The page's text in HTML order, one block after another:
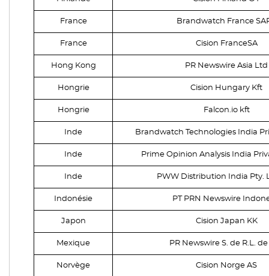
France Brandwatch France
France Cision FranceSA
Hong Kong PR Newswire Asia Ltd
Hongrie Cision Hungary Kft
Hongrie Falcon.io kft
Inde Brandwatch Technologies India
Inde Prime Opinion Analysis India
Inde PWW Distribution India Pty.
Indonésie PT PRN Newswire
Japon Cision Japan KK
Mexique PR Newswire S. de R.L. de
Norvège Cision Norge AS